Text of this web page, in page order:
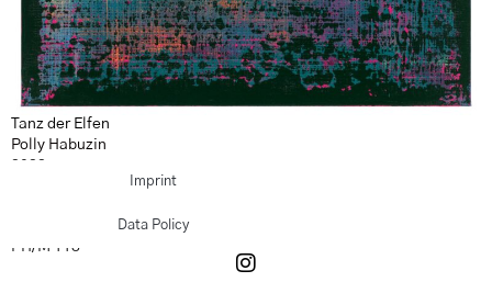
Tanz der Elfen
Polly Habuzin
Acryl auf Leinwand
Rückseite signiert und datiert
PH/M 118
Imprint
Data Policy